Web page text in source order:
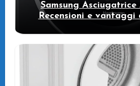
Samsung
Recensioni e vantaggi